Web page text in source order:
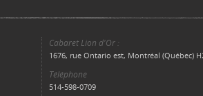
Cabaret Lion d'Or :
1676, rue Ontario est, Montréal (Québec)
Téléphone
514-598-0709